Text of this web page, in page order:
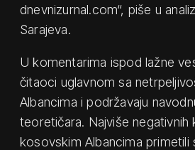
dnevnizurnal.com“, piše u
Sarajeva.
U komentarima ispod lažne
čitaoci uglavnom sa
Albancima i podržavaju
teoretičara. Najviše negativnih
kosovskim Albancima primetili